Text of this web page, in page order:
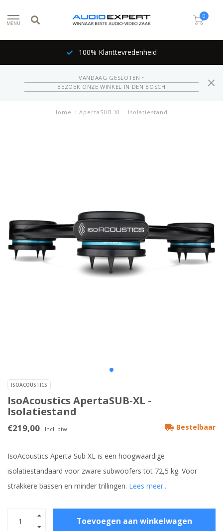
MENU
0
100% Klanttevredenheid
VANDAAG GESLOTEN •
BEZOEK ONZE WINKEL IN DEN BOSCH
Home / ApertaSUB-XL - Isolatiestand
ISOACOUSTICS
IsoAcoustics ApertaSUB-XL -
Isolatiestand
€219,00 Incl. btw Bestelbaar
IsoAcoustics Aperta Sub XL is een hoogwaardige
isolatiestandaard voor zware subwoofers tot 72,5 kg. Voor
strakkere bassen en minder trillingen. Lees meer..
Toevoegen aan winkelwagen